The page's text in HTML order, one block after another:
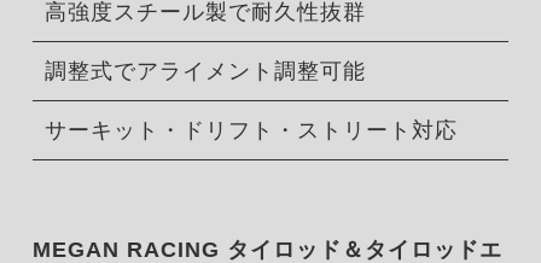
高強度スチール製で耐久性抜群
調整式でアライメント調整可能
サーキット・ドリフト・ストリート対応
MEGAN RACING タイロッド＆タイロッドエ